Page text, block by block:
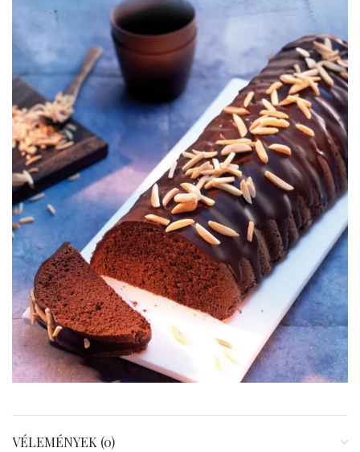
VÉLEMÉNYEK (0)